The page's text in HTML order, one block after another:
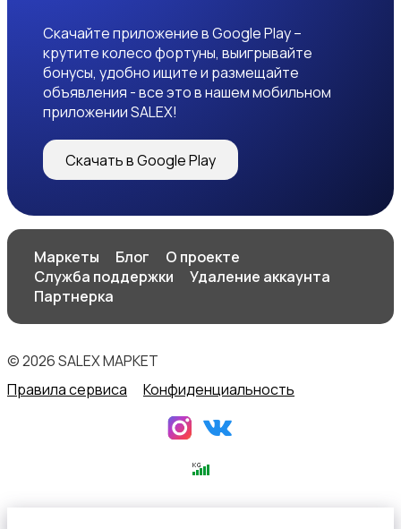
Комплектующие и запчасти
Скачайте приложение в Google Play –
крутите колесо фортуны, выигрывайте
бонусы, удобно ищите и размещайте
объявления - все это в нашем мобильном
приложении SALEX!
Скачать в Google Play
Маркеты Блог
О проекте
Служба поддержки
Удаление аккаунта
Партнерка
© 2026 SALEX МАРКЕТ
Правила сервиса
Конфиденциальность